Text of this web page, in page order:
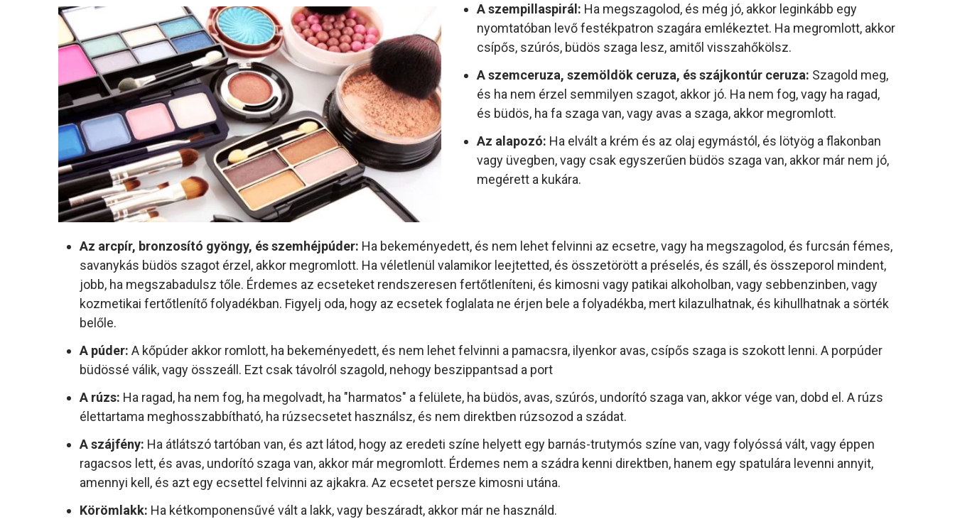
A szempillaspirál: Ha megszagolod, és még jó, akkor leginkább egy
nyomtatóban levő festékpatron szagára emlékeztet. Ha megromlott, akkor
csípős, szúrós, büdös szaga lesz, amitől visszahőkölsz.
A szemceruza, szemöldök ceruza, és szájkontúr ceruza: Szagold meg,
és ha nem érzel semmilyen szagot, akkor jó. Ha nem fog, vagy ha ragad,
és büdös, ha fa szaga van, vagy avas a szaga, akkor megromlott.
Az alapozó: Ha elvált a krém és az olaj egymástól, és lötyög a flakonban
vagy üvegben, vagy csak egyszerűen büdös szaga van, akkor már nem jó,
megérett a kukára.
Az arcpír, bronzosító gyöngy, és szemhéjpúder: Ha bekeményedett, és nem lehet felvinni az ecsetre, vagy ha megszagolod, és furcsán fémes,
savanykás büdös szagot érzel, akkor megromlott. Ha véletlenül valamikor leejtetted, és összetörött a préselés, és száll, és összeporol mindent,
jobb, ha megszabadulsz tőle. Érdemes az ecseteket rendszeresen fertőtleníteni, és kimosni vagy patikai alkoholban, vagy sebbenzinben, vagy
kozmetikai fertőtlenítő folyadékban. Figyelj oda, hogy az ecsetek foglalata ne érjen bele a folyadékba, mert kilazulhatnak, és kihullhatnak a sörték
belőle.
A púder: A kőpúder akkor romlott, ha bekeményedett, és nem lehet felvinni a pamacsra, ilyenkor avas, csípős szaga is szokott lenni. A porpúder
büdössé válik, vagy összeáll. Ezt csak távolról szagold, nehogy beszippantsad a port
A rúzs: Ha ragad, ha nem fog, ha megolvadt, ha "harmatos" a felülete, ha büdös, avas, szúrós, undorító szaga van, akkor vége van, dobd el. A rúzs
élettartama meghosszabbítható, ha rúzsecsetet használsz, és nem direktben rúzsozod a szádat.
A szájfény: Ha átlátszó tartóban van, és azt látod, hogy az eredeti színe helyett egy barnás-trutymós színe van, vagy folyóssá vált, vagy éppen
ragacsos lett, és avas, undorító szaga van, akkor már megromlott. Érdemes nem a szádra kenni direktben, hanem egy spatulára levenni annyit,
amennyi kell, és azt egy ecsettel felvinni az ajkakra. Az ecsetet persze kimosni utána.
Körömlakk: Ha kétkomponensűvé vált a lakk, vagy beszáradt, akkor már ne használd.